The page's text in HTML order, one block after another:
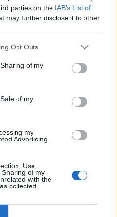
parties on the IAB’s List of
may further disclose it to other
Opt Outs
of my
of my
my
Advertising.
Use,
of my
with the
collected.
zvyšovat nebude
na Příbramsku nabízí
Horší voda je jen na
nové poblíž Svaté Hory
kraj upravil pravidla soutěže.
body i za předcházení